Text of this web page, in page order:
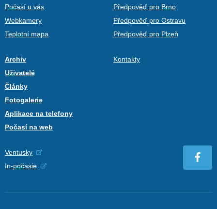
Počasí u vás
Webkamery
Teplotní mapa
Předpověď pro Brno
Předpověď pro Ostravu
Předpověď pro Plzeň
Archiv
Uživatelé
Články
Fotogalerie
Aplikace na telefony
Počasí na web
Kontakty
Ventusky
In-počasie